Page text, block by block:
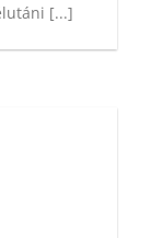
[...]